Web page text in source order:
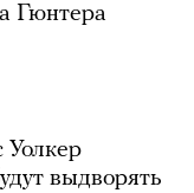
Гюнтера
Уолкер
выдворять